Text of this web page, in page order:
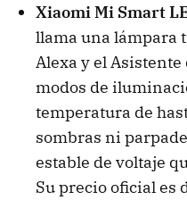
Xiaomi Mi Smart
llama una lámpara
Alexa y el Asistente
modos de
temperatura de
sombras ni
estable de voltaje
Su precio oficial es